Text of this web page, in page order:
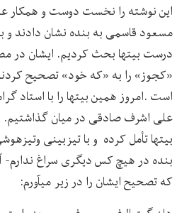
این نوشته را نخست دوست و همکار
مسعود قاسمی به بنده نشان دادند و
درست بیتها بحث کردیم. ایشان در
«کجوز» را به «که خود» تصحیح
است .امروز همین بیتها را با استاد
علی اشرف صادقی در میان گذاشتیم.
بیتها تأمل کرده و با تیزبینی
بنده در هیچ کس دیگری سراغ ندارم-
که تصحیح ایشان را در زیر می­آورم: